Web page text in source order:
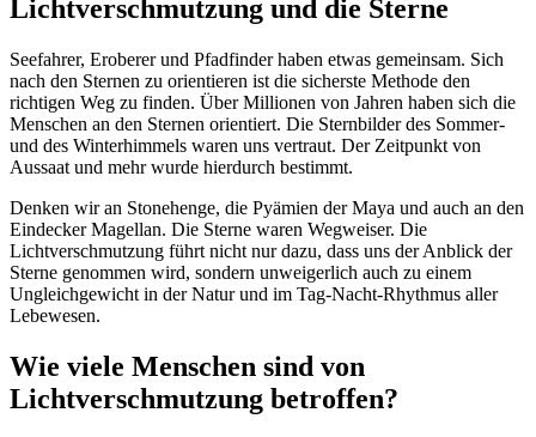
Lichtverschmutzung und die Sterne
Seefahrer, Eroberer und Pfadfinder haben etwas gemeinsam. Sich
nach den Sternen zu orientieren ist die sicherste Methode den
richtigen Weg zu finden. Über Millionen von Jahren haben sich die
Menschen an den Sternen orientiert. Die Sternbilder des Sommer-
und des Winterhimmels waren uns vertraut. Der Zeitpunkt von
Aussaat und mehr wurde hierdurch bestimmt.
Denken wir an Stonehenge, die Pyämien der Maya und auch an den
Eindecker Magellan. Die Sterne waren Wegweiser. Die
Lichtverschmutzung führt nicht nur dazu, dass uns der Anblick der
Sterne genommen wird, sondern unweigerlich auch zu einem
Ungleichgewicht in der Natur und im Tag-Nacht-Rhythmus aller
Lebewesen.
Wie viele Menschen sind von
Lichtverschmutzung betroffen?